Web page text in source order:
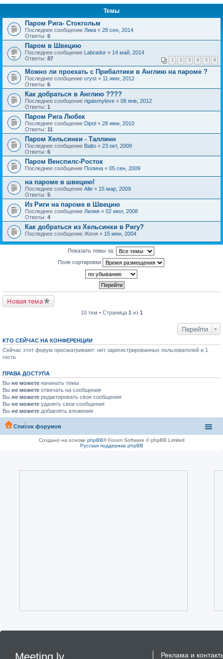
Темы
Паром Рига- Стокгольм
Последнее сообщение Лика « 28 сен, 2014
Ответы: 6
Паром в Швецию
Последнее сообщение Labrador « 14 май, 2014
Ответы: 87 1 2 3 4 5 6
Можно ли проехать с Прибалтики в Англию на пароме ?
Последнее сообщение cryst « 11 июн, 2012
Ответы: 6
Как добраться в Англию ????
Последнее сообщение rigaismylove « 08 янв, 2012
Ответы: 1
Паром Рига Любек
Последнее сообщение Dipol « 28 июн, 2010
Ответы: 11
Паром Хельсинки - Таллинн
Последнее сообщение Balto « 23 окт, 2009
Ответы: 6
Паром Венспилс-Росток
Последнее сообщение Полина « 05 сен, 2009
на пароме в швецию!
Последнее сообщение Alle « 15 мар, 2009
Ответы: 5
Из Риги на пароме в Швецию
Последнее сообщение Лилия « 02 июл, 2008
Ответы: 4
Как добраться из Хельсинки в Ригу?
Последнее сообщение Женя « 15 июн, 2004
Показать темы за:
Поле сортировки
Новая тема
10 тем • Страница 1 из 1
Перейти
КТО СЕЙЧАС НА КОНФЕРЕНЦИИ
Сейчас этот форум просматривают: нет зарегистрированных пользователей и 1
гость
ПРАВА ДОСТУПА
Вы не можете начинать темы
Вы не можете отвечать на сообщения
Вы не можете редактировать свои сообщения
Вы не можете удалять свои сообщения
Вы не можете добавлять вложения
Список форумов
Создано на основе phpBB® Forum Software © phpBB Limited
Русская поддержка phpBB
Реклама и